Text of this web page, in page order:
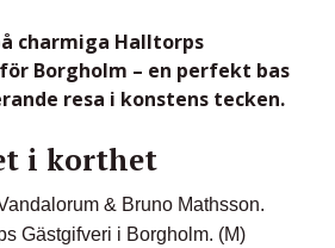
charmiga Halltorps
Borgholm – en perfekt bas
resa i konstens tecken.
i korthet
& Bruno Mathsson.
Gästgifveri i Borgholm. (M)